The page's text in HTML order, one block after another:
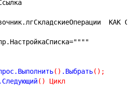
|
( ) .Выбрать( ) ;
( ) Цикл